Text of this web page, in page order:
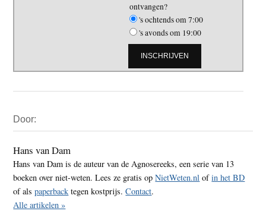
ontvangen?
's ochtends om 7:00
's avonds om 19:00
Sidebar
Door:
Hans van Dam
Hans van Dam is de auteur van de Agnosereeks, een serie van 13
boeken over niet-weten. Lees ze gratis opNietWeten.nl ofin het BD
of alspaperback tegen kostprijs.Contact.
Alle artikelen »